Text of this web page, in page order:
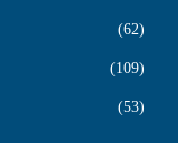
62
109
53